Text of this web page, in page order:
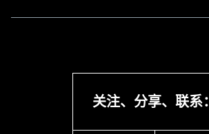
关注、分享、联系：